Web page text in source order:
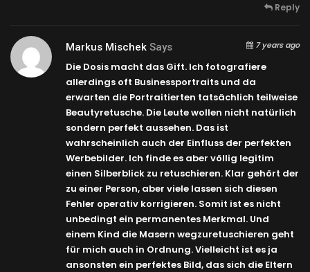
Reply
Markus Mischek Says 7 years ago
Die Dosis macht das Gift. Ich fotografiere
allerdings oft Businessportraits und da
erwarten die Portraitierten tatsächlich teilweise
Beautyretusche. Die Leute wollen nicht natürlich
sondern perfekt aussehen. Das ist
wahrscheinlich auch der Einfluss der perfekten
Werbebilder. Ich finde es aber völlig legitim
einen Silberblick zu retuschieren. Klar gehört der
zu einer Person, aber viele lassen sich diesen
Fehler operativ korrigieren. Somit ist es nicht
unbedingt ein permanentes Merkmal. Und
einem Kind die Masern wegzuretuschieren geht
für mich auch in Ordnung. Vielleicht ist es ja
ansonsten ein perfektes Bild, das sich die Eltern